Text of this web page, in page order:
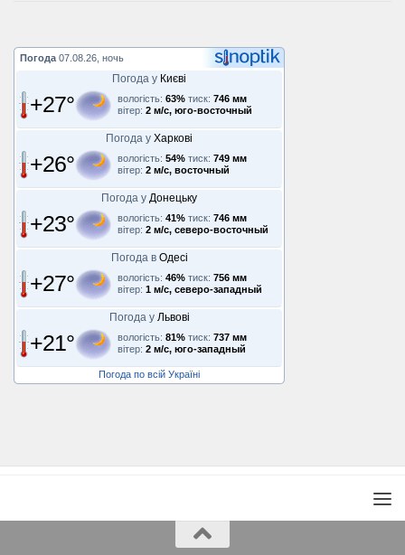
Погода 07.08.26, ночь
Погода у Києві
+27° вологість: 63% тиск: 746 мм
вітер: 2 м/с, юго-восточный
Погода у Харкові
+26° вологість: 54% тиск: 749 мм
вітер: 2 м/с, восточный
Погода у Донецьку
+23° вологість: 41% тиск: 746 мм
вітер: 2 м/с, северо-восточный
Погода в Одесі
+27° вологість: 46% тиск: 756 мм
вітер: 1 м/с, северо-западный
Погода у Львові
+21° вологість: 81% тиск: 737 мм
вітер: 2 м/с, юго-западный
Погода по всій Україні